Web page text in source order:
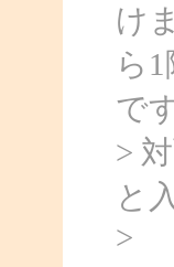
け
ら
で
>
と
>